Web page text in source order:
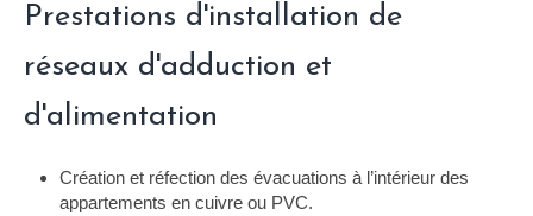
Prestations d'installation de
réseaux d'adduction et
d'alimentation
Création et réfection des évacuations à l’intérieur des
appartements en cuivre ou PVC.